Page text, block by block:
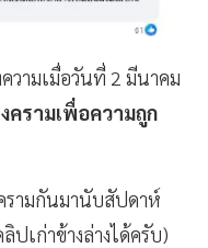
วามเมื่อวันที่ 2 มีนาคม
ครามเพื่อความถูก
รามกันมานับสัปดาห์
เก่าข้างล่างได้ครับ)